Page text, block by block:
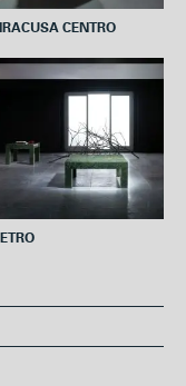
CENTRO